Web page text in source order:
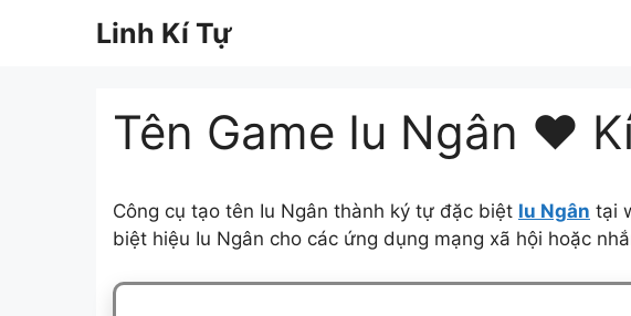
Linh Kí Tự
Tên Game Iu Ngân ❤️
Công cụ tạo tên Iu Ngân thành ký tự đặc biệt Iu Ngân tại
biệt hiệu Iu Ngân cho các ứng dụng mạng xã hội hoặc